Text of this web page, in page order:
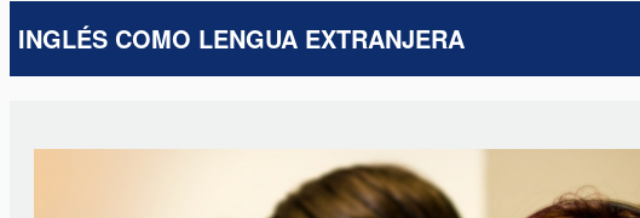
INGLÉS COMO LENGUA EXTRANJERA